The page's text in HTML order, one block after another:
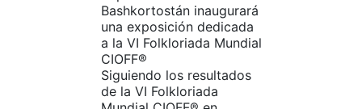
Bashkortostán inaugurará
una exposición dedicada
a la VI Folkloriada Mundial
CIOFF®️
Siguiendo los resultados
de la VI Folkloriada